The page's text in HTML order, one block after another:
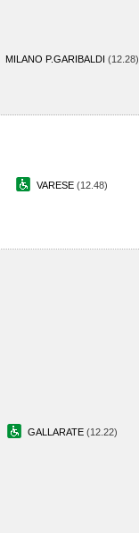
MILANO P.GARIBALDI (12.28)
VARESE (12.48)
GALLARATE (12.22)